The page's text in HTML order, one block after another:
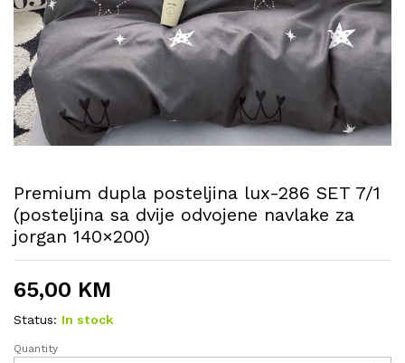
Premium dupla posteljina lux-286 SET 7/1
(posteljina sa dvije odvojene navlake za
jorgan 140×200)
65,00 KM
Status: In stock
Premium
Quantity